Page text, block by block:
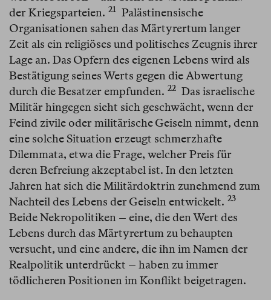
der Kriegsparteien.⁠ 21 Palästinensische
Organisationen sahen das Märtyrertum langer
Zeit als ein religiöses und politisches Zeugnis ihrer
Lage an. Das Opfern des eigenen Lebens wird als
Bestätigung seines Werts gegen die Abwertung
durch die Besatzer empfunden.⁠ 22 Das israelische
Militär hingegen sieht sich geschwächt, wenn der
Feind zivile oder militärische Geiseln nimmt, denn
eine solche Situation erzeugt schmerzhafte
Dilemmata, etwa die Frage, welcher Preis für
deren Befreiung akzeptabel ist. In den letzten
Jahren hat sich die Militärdoktrin zunehmend zum
Nachteil des Lebens der Geiseln entwickelt.⁠ 23
Beide Nekropolitiken – eine, die den Wert des
Lebens durch das Märtyrertum zu behaupten
versucht, und eine andere, die ihn im Namen der
Realpolitik unterdrückt – haben zu immer
tödlicheren Positionen im Konflikt beigetragen.